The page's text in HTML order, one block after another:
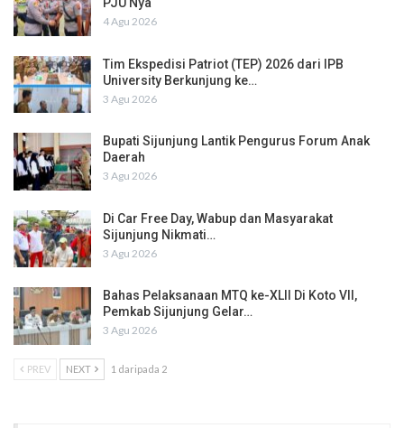
4 Agu 2026
Tim Ekspedisi Patriot (TEP) 2026 dari IPB
University Berkunjung ke…
3 Agu 2026
Bupati Sijunjung Lantik Pengurus Forum Anak
Daerah
3 Agu 2026
Di Car Free Day, Wabup dan Masyarakat
Sijunjung Nikmati…
3 Agu 2026
Bahas Pelaksanaan MTQ ke-XLII Di Koto VII,
Pemkab Sijunjung Gelar…
3 Agu 2026
PREV NEXT 1 daripada 2